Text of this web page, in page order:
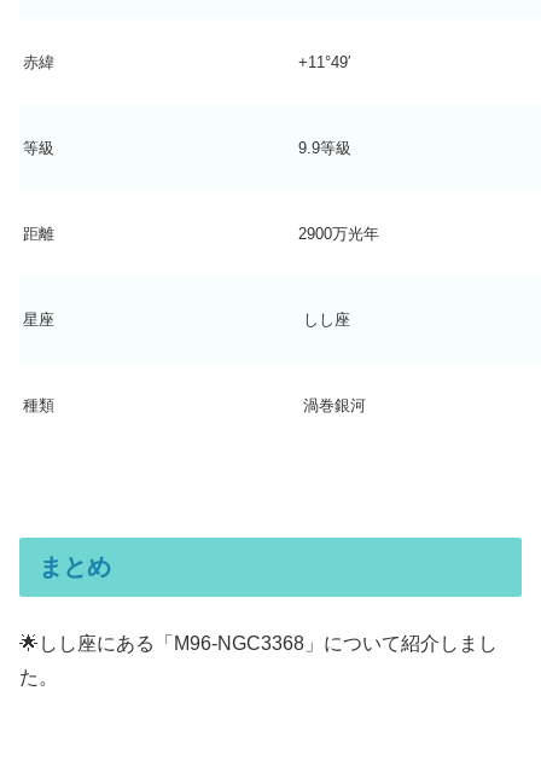
赤緯 +11°49′
等級 9.9等級
距離 2900万光年
星座 しし座
種類 渦巻銀河
まとめ
🌟しし座にある「M96-NGC3368」について紹介しまし
た。